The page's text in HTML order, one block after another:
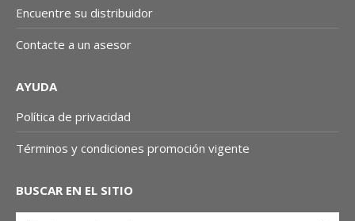
Encuentre su distribuidor
Contacte a un asesor
AYUDA
Política de privacidad
Términos y condiciones promoción vigente
BUSCAR EN EL SITIO